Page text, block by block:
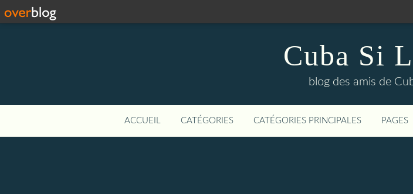
Cuba Si
blog des amis de
ACCUEIL CATÉGORIES CATÉGORIES PRINCIPALES PAGES